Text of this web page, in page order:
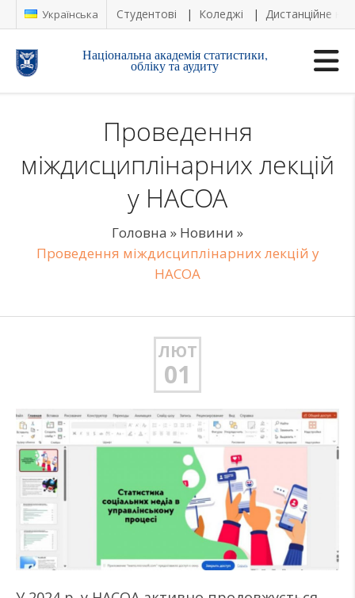
Українська Студентові Коледжі Дистанційне
Національна академія статистики,
обліку та аудиту
Проведення
міждисциплінарних лекцій
у НАСОА
Головна » Новини »
Проведення міждисциплінарних лекцій у
НАСОА
ЛЮТ
01